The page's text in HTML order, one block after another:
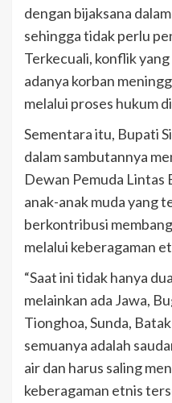
dengan bijaksana
sehingga tidak perlu
Terkecuali, konflik
adanya korban
melalui proses hukum
Sementara itu, Bupati
dalam sambutannya
Dewan Pemuda Lintas
anak-anak muda yang
berkontribusi
melalui keberagaman
“Saat ini tidak hanya
melainkan ada Jawa,
Tionghoa, Sunda,
semuanya adalah
air dan harus saling
keberagaman etnis